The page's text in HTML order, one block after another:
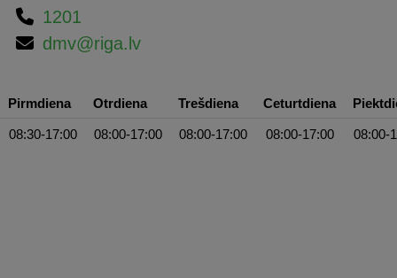
1201
dmv@riga.lv
Pirmdiena Otrdiena Trešdiena Ceturtdiena
08:30-17:00 08:00-17:00 08:00-17:00 08:00-17:00 08:00-